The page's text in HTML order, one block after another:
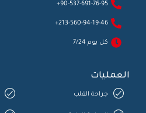
90-537-691-76-95+
213-560-94-19-46+
كل يوم 7/24
العمليات
جراحة القلب